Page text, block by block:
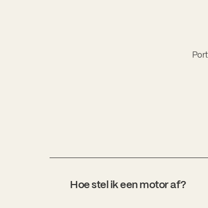
Hoe stel ik een motor af?